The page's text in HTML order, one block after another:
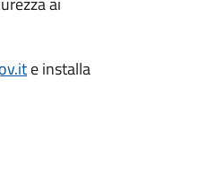
e installa